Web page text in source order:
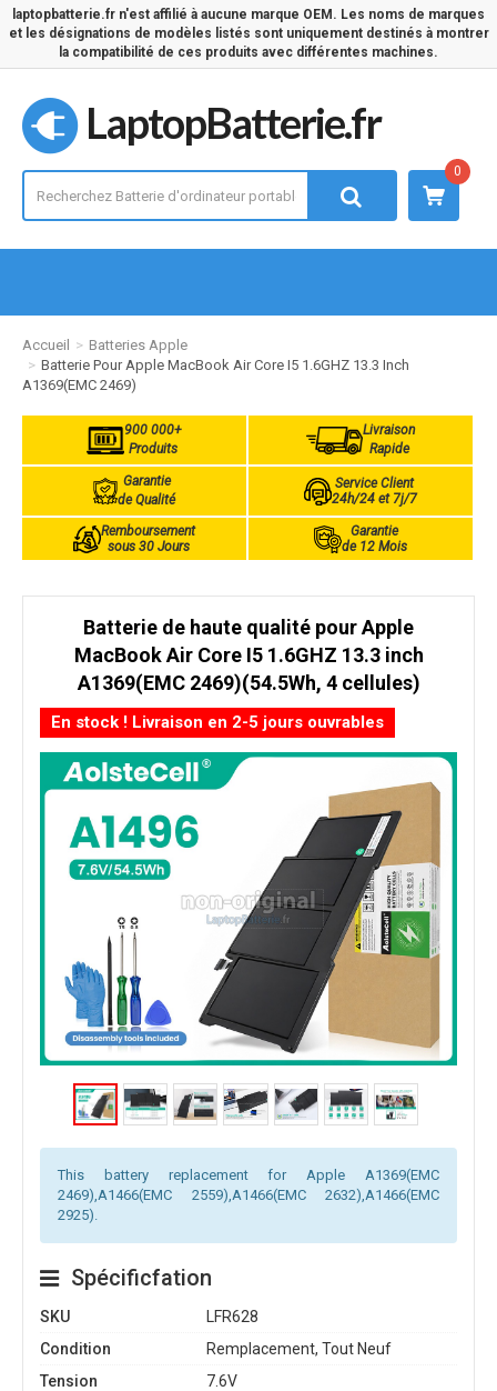
laptopbatterie.fr n'est affilié à aucune marque OEM. Les noms de marques
et les désignations de modèles listés sont uniquement destinés à montrer
la compatibilité de ces produits avec différentes machines.
LaptopBatterie.fr
0
Accueil
Batteries Apple
Batterie Pour Apple MacBook Air Core I5 1.6GHZ 13.3 Inch
A1369(EMC 2469)
900 000+
Produits
Livraison
Rapide
Garantie
de Qualité
Service Client
24h/24 et 7j/7
Remboursement
sous 30 Jours
Garantie
de 12 Mois
Batterie de haute qualité pour Apple
MacBook Air Core I5 1.6GHZ 13.3 inch
A1369(EMC 2469)(54.5Wh, 4 cellules)
En stock ! Livraison en 2-5 jours ouvrables
This battery replacement for Apple A1369(EMC
2469),A1466(EMC 2559),A1466(EMC 2632),A1466(EMC
2925).
Spécificfation
SKU
LFR628
Condition
Remplacement, Tout Neuf
Tension
7.6V